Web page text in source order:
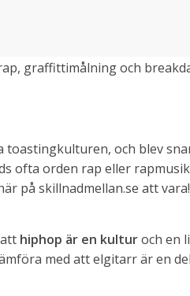
graffittimålning och
toastingkulturen, och blev
ofta orden rap eller
på skillnadmellan.se att
hiphop är en kulturoch en
med att elgitarr är en